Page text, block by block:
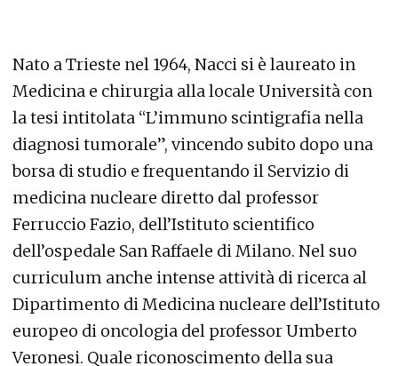
Nato a Trieste nel 1964, Nacci si è laureato in
Medicina e chirurgia alla locale Università con
la tesi intitolata “L’immuno scintigrafia nella
diagnosi tumorale”, vincendo subito dopo una
borsa di studio e frequentando il Servizio di
medicina nucleare diretto dal professor
Ferruccio Fazio, dell’Istituto scientifico
dell’ospedale San Raffaele di Milano. Nel suo
curriculum anche intense attività di ricerca al
Dipartimento di Medicina nucleare dell’Istituto
europeo di oncologia del professor Umberto
Veronesi. Quale riconoscimento della sua